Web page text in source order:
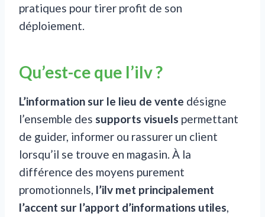
pratiques pour tirer profit de son
déploiement.
Qu’est-ce que l’ilv ?
L’information sur le lieu de vente désigne
l’ensemble des supports visuels permettant
de guider, informer ou rassurer un client
lorsqu’il se trouve en magasin. À la
différence des moyens purement
promotionnels, l’ilv met principalement
l’accent sur l’apport d’informations utiles,